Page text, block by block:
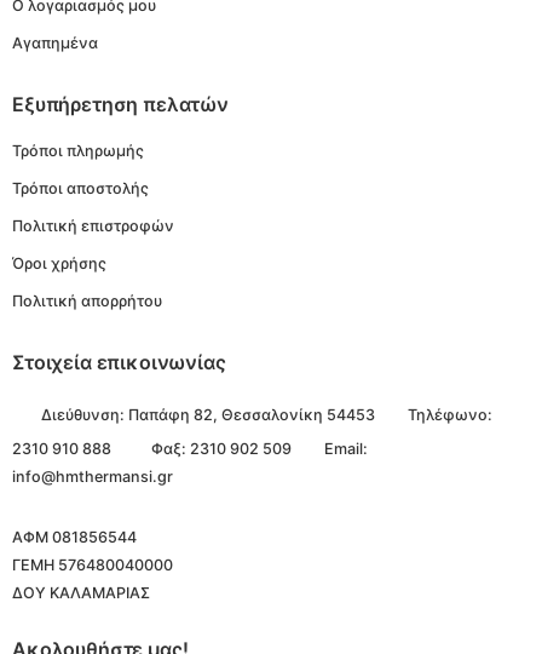
Ο λογαριασμός μου
Αγαπημένα
Εξυπήρετηση πελατών
Τρόποι πληρωμής
Τρόποι αποστολής
Πολιτική επιστροφών
Όροι χρήσης
Πολιτική απορρήτου
Στοιχεία επικοινωνίας
Διεύθυνση: Παπάφη 82, Θεσσαλονίκη 54453
Τηλέφωνο:
2310 910 888
Φαξ: 2310 902 509
Email:
info@hmthermansi.gr
ΑΦΜ 081856544
ΓΕΜΗ 576480040000
ΔΟΥ ΚΑΛΑΜΑΡΙΑΣ